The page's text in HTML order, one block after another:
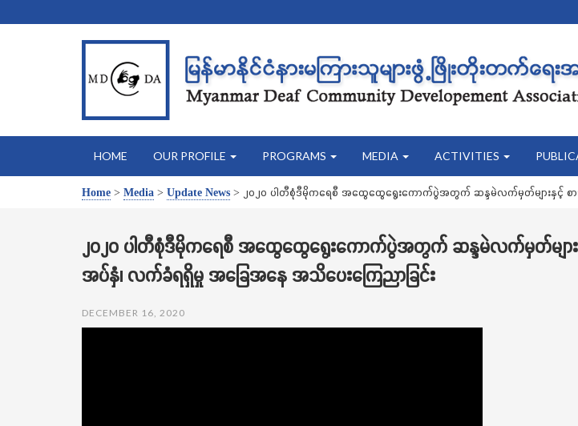
HOME OUR PROFILE PROGRAMS MEDIA ACTIVITIES
Home > Media > Update News > ၂၀၂၀ ပါတီစုံဒီမိုကရေစီ အထွေထွေရွေးကောက်ပွဲအတွက် ဆန္ဒမဲလက်မှတ်များနှင့် စ
၂၀၂၀ ပါတီစုံဒီမိုကရေစီ အထွေထွေရွေးကောက်ပွဲအတွက် ဆန္ဒမဲလက်မှတ်များ
အပ်နှံ၊ လက်ခံရရှိမှု အခြေအနေ အသိပေးကြေညာခြင်း
DECEMBER 16, 2020